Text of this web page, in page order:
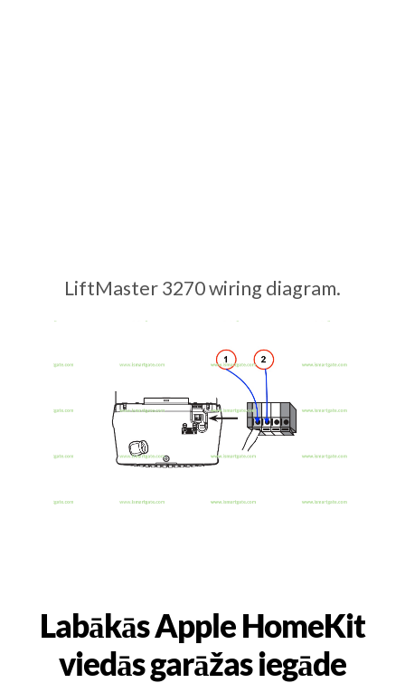
LiftMaster 3270 wiring diagram.
Labākās Apple HomeKit
viedās garāžas iegāde